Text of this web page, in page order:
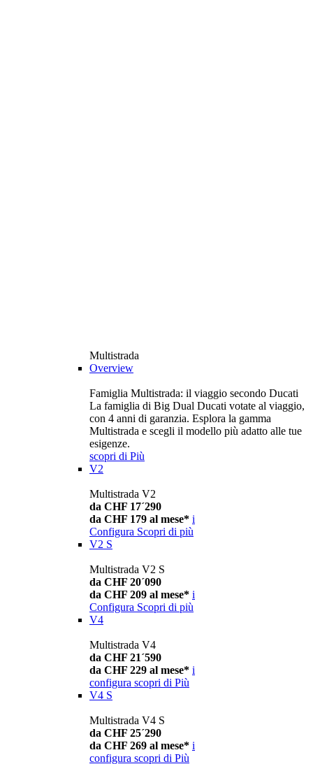
Multistrada
Overview
Famiglia Multistrada: il viaggio secondo Ducati
La famiglia di Big Dual Ducati votate al viaggio,
con 4 anni di garanzia. Esplora la gamma
Multistrada e scegli il modello più adatto alle tue
esigenze.
scopri di Più
V2
Multistrada V2
da CHF 17´290
da CHF 179 al mese* i
Configura Scopri di più
V2 S
Multistrada V2 S
da CHF 20´090
da CHF 209 al mese* i
Configura Scopri di più
V4
Multistrada V4
da CHF 21´590
da CHF 229 al mese* i
configura scopri di Più
V4 S
Multistrada V4 S
da CHF 25´290
da CHF 269 al mese* i
configura scopri di Più